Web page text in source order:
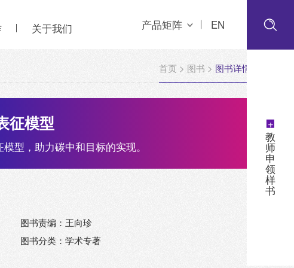
关于我们 产品矩阵 EN
+
教
师
申
领
样
书
首页 > 图书 > 图书详情
征模型
型，助力碳中和目标的实现。
图书责编：王向珍
图书分类：学术专著